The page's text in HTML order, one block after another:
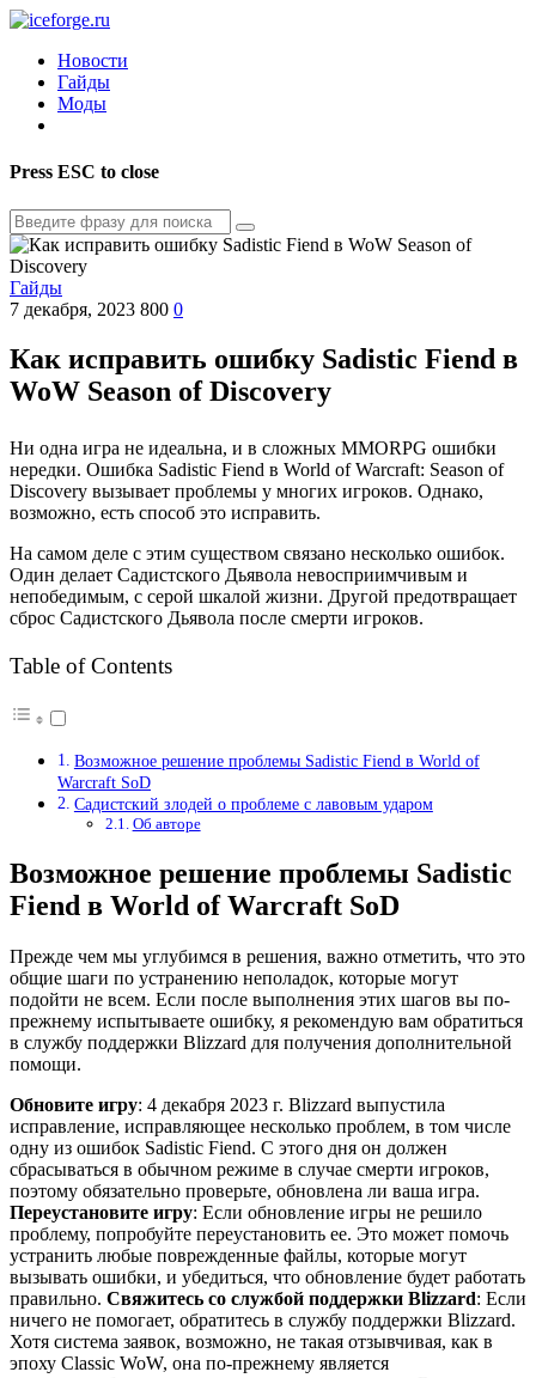
Новости
Гайды
Моды
Press ESC to close
Гайды
7 декабря, 2023 800 0
Как исправить ошибку Sadistic Fiend в
WoW Season of Discovery
Ни одна игра не идеальна, и в сложных MMORPG ошибки
нередки. Ошибка Sadistic Fiend в World of Warcraft: Season of
Discovery вызывает проблемы у многих игроков. Однако,
возможно, есть способ это исправить.
На самом деле с этим существом связано несколько ошибок.
Один делает Садистского Дьявола невосприимчивым и
непобедимым, с серой шкалой жизни. Другой предотвращает
сброс Садистского Дьявола после смерти игроков.
Table of Contents
Возможное решение проблемы Sadistic Fiend в World of
Warcraft SoD
Садистский злодей о проблеме с лавовым ударом
Об авторе
Возможное решение проблемы Sadistic
Fiend в World of Warcraft SoD
Прежде чем мы углубимся в решения, важно отметить, что это
общие шаги по устранению неполадок, которые могут
подойти не всем. Если после выполнения этих шагов вы по-
прежнему испытываете ошибку, я рекомендую вам обратиться
в службу поддержки Blizzard для получения дополнительной
помощи.
Обновите игру: 4 декабря 2023 г. Blizzard выпустила
исправление, исправляющее несколько проблем, в том числе
одну из ошибок Sadistic Fiend. С этого дня он должен
сбрасываться в обычном режиме в случае смерти игроков,
поэтому обязательно проверьте, обновлена ​​ли ваша игра.
Переустановите игру: Если обновление игры не решило
проблему, попробуйте переустановить ее. Это может помочь
устранить любые поврежденные файлы, которые могут
вызывать ошибки, и убедиться, что обновление будет работать
правильно. Свяжитесь со службой поддержки Blizzard: Если
ничего не помогает, обратитесь в службу поддержки Blizzard.
Хотя система заявок, возможно, не такая отзывчивая, как в
эпоху Classic WoW, она по-прежнему является